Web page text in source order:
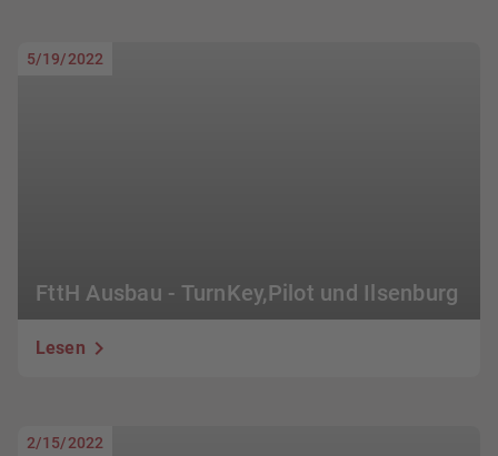
FttH Ausbau - TurnKey,Pilot und Ilsenburg
5/19/2022
Lesen
2/15/2022